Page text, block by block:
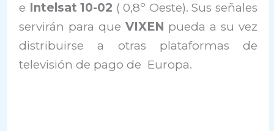
e Intelsat 10-02 ( 0,8º Oeste). Sus señales
servirán para que VIXEN pueda a su vez
distribuirse a otras plataformas de
televisión de pago de Europa.